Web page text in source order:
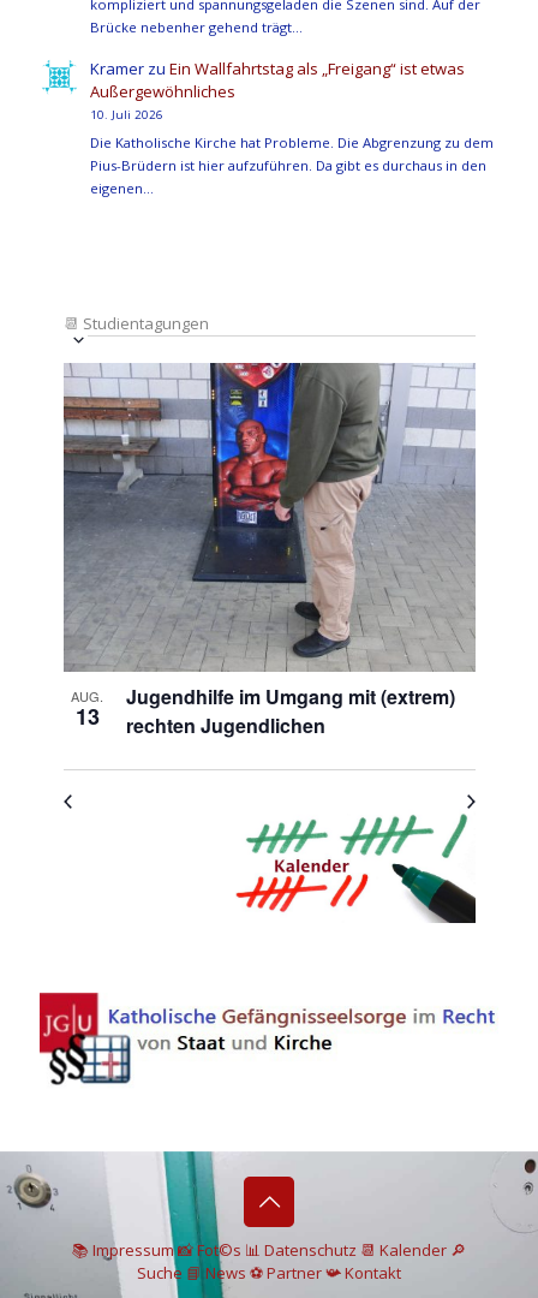
kompliziert und spannungsgeladen die Szenen sind. Auf der
Brücke nebenher gehend trägt…
Kramer zuEin Wallfahrtstag als „Freigang“ ist etwas
Außergewöhnliches
10. Juli 2026
Die Katholische Kirche hat Probleme. Die Abgrenzung zu dem
Pius-Brüdern ist hier aufzuführen. Da gibt es durchaus in den
eigenen…
📆 Studientagungen
Ansichten-
Navigation
Veranstaltung
Ansichten-
Navigation
Datum
auswählen.
List
of
Veranstaltungen
in
Photo
View
AUG.
13
Jugendhilfe im Umgang mit (extrem)
rechten Jugendlichen
📚 Impressum📸Fot©s 📊 Datenschutz 📆 Kalender 🔎
Suche 📘 News ⚽Partner📯Kontakt